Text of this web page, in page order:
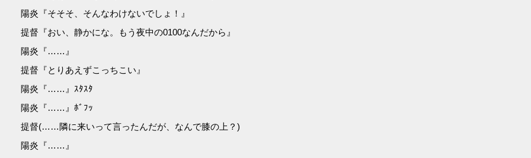
陽炎『そそそ、そんなわけないでしょ！』
提督『おい、静かにな。もう夜中の0100なんだから』
陽炎『……』
提督『とりあえずこっちこい』
陽炎『……』ｽﾀｽﾀ
陽炎『……』ﾎﾞﾌｯ
提督(……隣に来いって言ったんだが、なんで膝の上？)
陽炎『……』